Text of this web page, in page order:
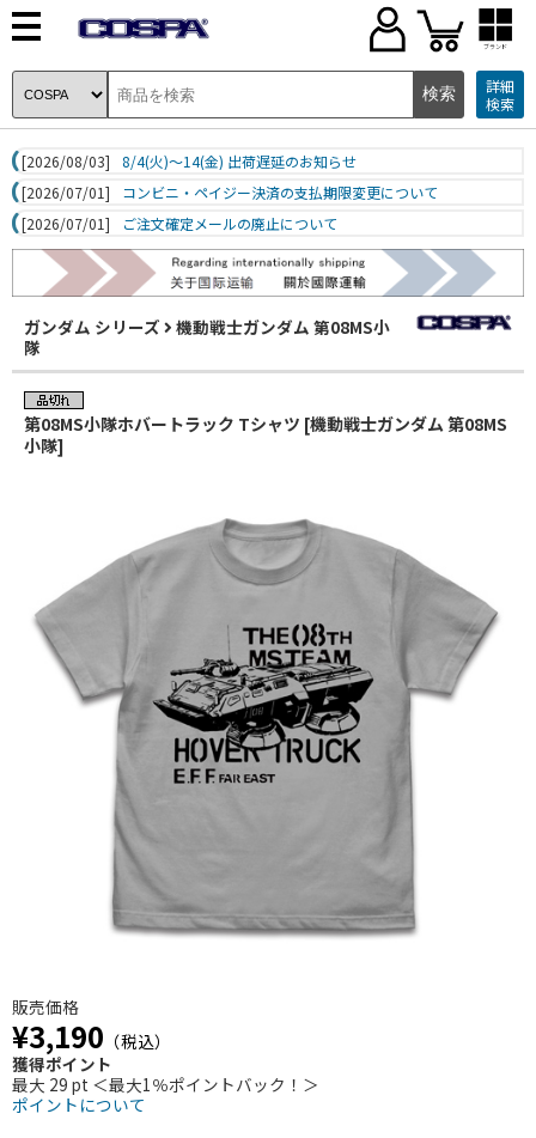
ブランド
詳細
検索
[2026/08/03]
8/4(火)～14(金) 出荷遅延のお知らせ
[2026/07/01]
コンビニ・ペイジー決済の支払期限変更について
[2026/07/01]
ご注文確定メールの廃止について
ガンダム シリーズ
機動戦士ガンダム 第08MS小
隊
第08MS小隊ホバートラック Tシャツ [機動戦士ガンダム 第08MS
小隊]
販売価格
¥3,190 （税込）
獲得ポイント
最大 29 pt ＜最大1％ポイントバック！＞
ポイントについて